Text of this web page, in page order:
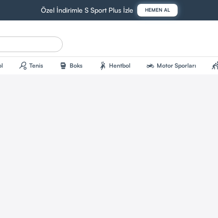
Özel İndirimle S Sport Plus İzle HEMEN AL
sports_tennis Tenis sports_mma Boks sports_handball Hentbol two_wheeler Motor Sporları